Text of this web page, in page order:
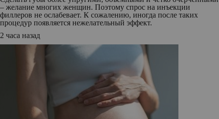
– желание многих женщин. Поэтому спрос на инъекции
филлеров не ослабевает. К сожалению, иногда после таких
процедур появляется нежелательный эффект.
2 часа назад